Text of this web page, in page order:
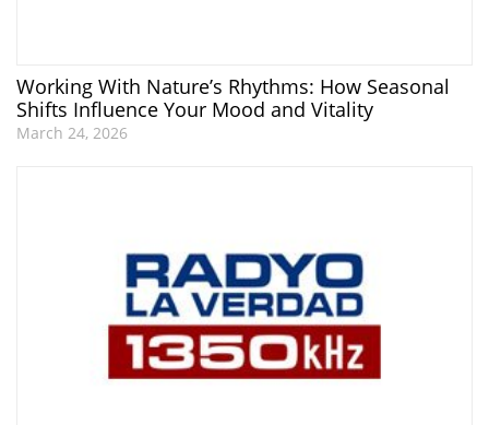
Working With Nature’s Rhythms: How Seasonal
Shifts Influence Your Mood and Vitality
March 24, 2026